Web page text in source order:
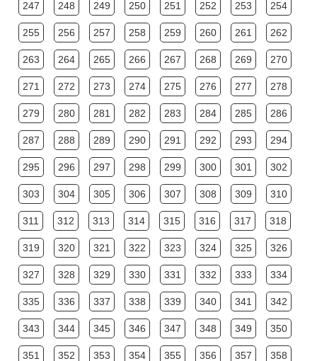
247 248 249 250 251 252 253 254
255 256 257 258 259 260 261 262
263 264 265 266 267 268 269 270
271 272 273 274 275 276 277 278
279 280 281 282 283 284 285 286
287 288 289 290 291 292 293 294
295 296 297 298 299 300 301 302
303 304 305 306 307 308 309 310
311 312 313 314 315 316 317 318
319 320 321 322 323 324 325 326
327 328 329 330 331 332 333 334
335 336 337 338 339 340 341 342
343 344 345 346 347 348 349 350
351 352 353 354 355 356 357 358